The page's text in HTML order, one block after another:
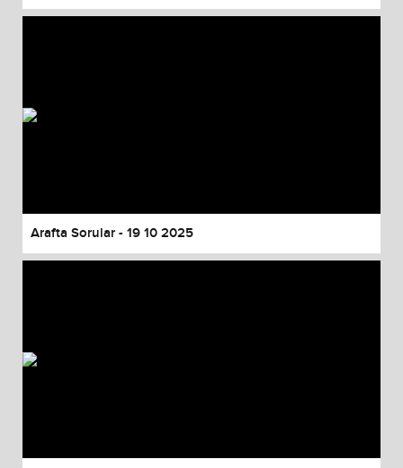
Arafta Sorular - 19 10 2025